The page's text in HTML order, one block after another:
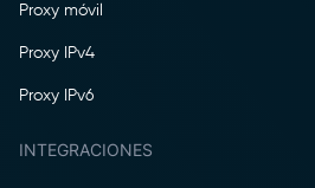
Proxy móvil
Proxy IPv4
Proxy IPv6
INTEGRACIONES